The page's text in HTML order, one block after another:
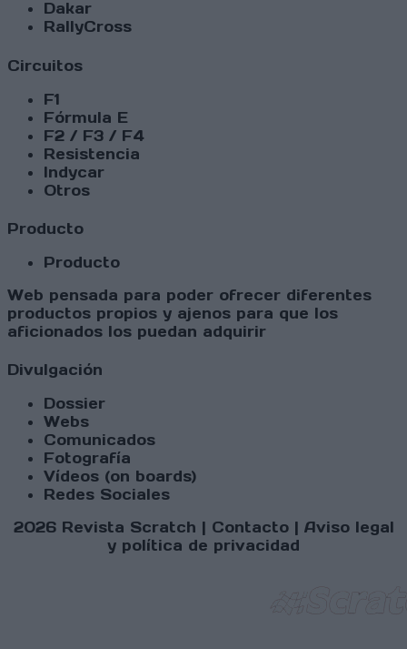
Dakar
RallyCross
Circuitos
F1
Fórmula E
F2 / F3 / F4
Resistencia
Indycar
Otros
Producto
Producto
Web pensada para poder ofrecer diferentes
productos propios y ajenos para que los
aficionados los puedan adquirir
Divulgación
Dossier
Webs
Comunicados
Fotografía
Vídeos (on boards)
Redes Sociales
2026 Revista Scratch | Contacto| Aviso legal
y política de privacidad